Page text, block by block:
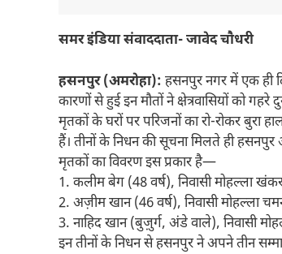
समर इंडिया संवाददाता- जावेद चौधरी
हसनपुर (अमरोहा): हसनपुर नगर में एक ही
कारणों से हुई इन मौतों ने क्षेत्रवासियों को
मृतकों के घरों पर परिजनों का रो-रोकर बुरा
हैं। तीनों के निधन की सूचना मिलते ही
मृतकों का विवरण इस प्रकार है—
1. कलीम बेग (48 वर्ष), निवासी मोहल्ला
2. अज़ीम खान (46 वर्ष), निवासी मोहल्ला
3. नाहिद खान (बुज़ुर्ग, अंडे वाले), निवासी
इन तीनों के निधन से हसनपुर ने अपने तीन